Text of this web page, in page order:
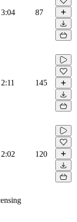
3:04 87
2:11 145
2:02 120